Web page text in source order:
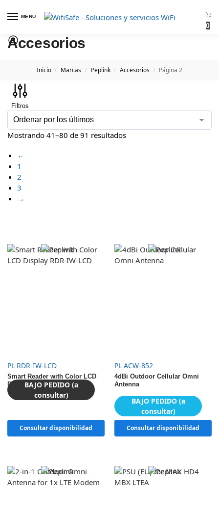
MENU
0
Accesorios
Inicio / Marcas / Peplink / Accesorios / Página 2
Filtros
Mostrando 41–80 de 91 resultados
←
1
2
3
→
PL RDR-IW-LCD
Smart Reader with Color LCD
Display RDR-IW-LCD
Consultar disponibilidad
BAJO PEDIDO (a
consultar)
PL ACW-852
4dBi Outdoor Cellular Omni
Antenna
Consultar disponibilidad
BAJO PEDIDO (a
consultar)